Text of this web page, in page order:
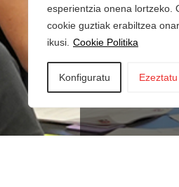
esperientzia onena lortzeko.
cookie guztiak erabiltzea
ikusi. Cookie Politika
Konfiguratu